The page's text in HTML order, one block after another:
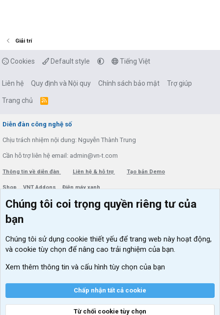
Giải trí
Cookies Default style Tiếng Việt
Liên hệ Quy định và Nội quy Chính sách bảo mật Trợ giúp
Trang chủ
R
Diễn đàn công nghệ số
Chịu trách nhiệm nội dung: Nguyễn Thành Trung
Cần hỗ trợ liên hệ email: admin@vn-t.com
Thông tin về diễn đàn Liên hệ & hỗ trợ Tạo bản Demo
Shop VNT Addons Điện máy xanh
Menu thành viên
Đăng nhập
Diễn đàn
Kích hoạt Windows/ Office miễn phí
VIP add-ons Xenforo
Khuyến mãi và tài trợ
Chúng tôi coi trọng quyền riêng tư của
bạn
Chúng tôi sử dụng cookie thiết yếu để trang web này hoạt động,
và cookie tùy chọn để nâng cao trải nghiệm của bạn.
Xem thêm thông tin và cấu hình tùy chọn của bạn
Chấp nhận tất cả cookie
Từ chối cookie tùy chọn